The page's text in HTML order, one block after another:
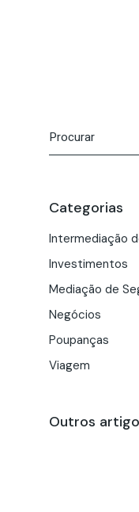
Categorias
Intermediação
Investimentos
Mediação de
Negócios
Poupanças
Viagem
Outros